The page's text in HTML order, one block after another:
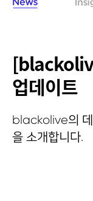
업데이트
blackolive의 데
을 소개합니다.